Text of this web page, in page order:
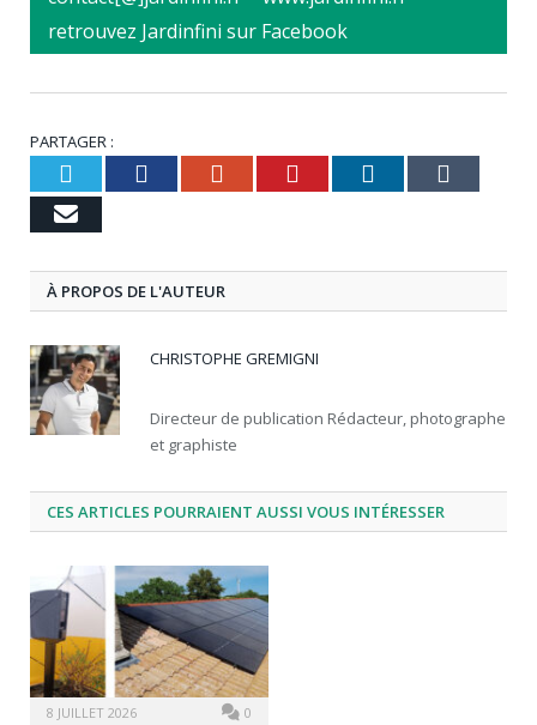
retrouvez Jardinfini sur Facebook
PARTAGER :
TwitterFacebookGoogle+Pinterest
LinkedIn
Email
À PROPOS DE L'AUTEUR
CHRISTOPHE GREMIGNI
Directeur de publication Rédacteur, photographe
et graphiste
CES ARTICLES POURRAIENT AUSSI VOUS INTÉRESSER
8 JUILLET 2026 0